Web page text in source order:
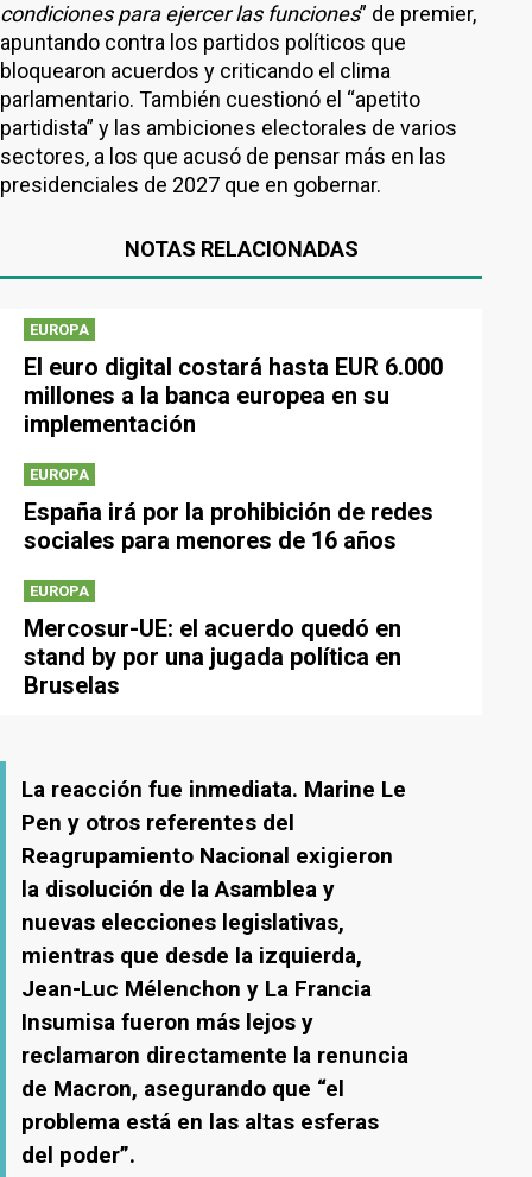
condiciones para ejercer las funciones” de premier,
apuntando contra los partidos políticos que
bloquearon acuerdos y criticando el clima
parlamentario. También cuestionó el “apetito
partidista” y las ambiciones electorales de varios
sectores, a los que acusó de pensar más en las
presidenciales de 2027 que en gobernar.
NOTAS RELACIONADAS
EUROPA
El euro digital costará hasta EUR 6.000
millones a la banca europea en su
implementación
EUROPA
España irá por la prohibición de redes
sociales para menores de 16 años
EUROPA
Mercosur-UE: el acuerdo quedó en
stand by por una jugada política en
Bruselas
La reacción fue inmediata. Marine Le
Pen y otros referentes del
Reagrupamiento Nacional exigieron
la disolución de la Asamblea y
nuevas elecciones legislativas,
mientras que desde la izquierda,
Jean-Luc Mélenchon y La Francia
Insumisa fueron más lejos y
reclamaron directamente la renuncia
de Macron, asegurando que “el
problema está en las altas esferas
del poder”.